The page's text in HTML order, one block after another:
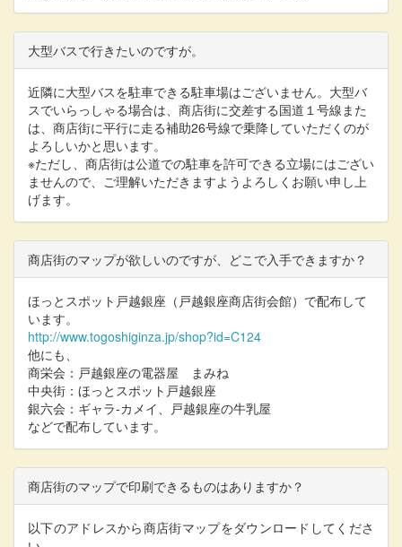
大型バスで行きたいのですが。
近隣に大型バスを駐車できる駐車場はございません。大型バ
スでいらっしゃる場合は、商店街に交差する国道１号線また
は、商店街に平行に走る補助26号線で乗降していただくのが
よろしいかと思います。
※ただし、商店街は公道での駐車を許可できる立場にはござい
ませんので、ご理解いただきますようよろしくお願い申し上
げます。
商店街のマップが欲しいのですが、どこで入手できますか？
ほっとスポット戸越銀座（戸越銀座商店街会館）で配布して
います。
http://www.togoshiginza.jp/shop?id=C124
他にも、
商栄会：戸越銀座の電器屋 まみね
中央街：ほっとスポット戸越銀座
銀六会：ギャラ‐カメイ、戸越銀座の牛乳屋
などで配布しています。
商店街のマップで印刷できるものはありますか？
以下のアドレスから商店街マップをダウンロードしてくださ